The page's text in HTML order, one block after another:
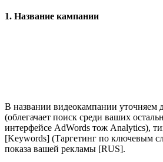
1. Название кампании
В названии видеокампании уточняем
(облегачает поиск среди ваших
интерфейсе AdWords тож Analytics),
[Keywords] (Таргетинг по ключевым
показа вашей рекламы [RUS].